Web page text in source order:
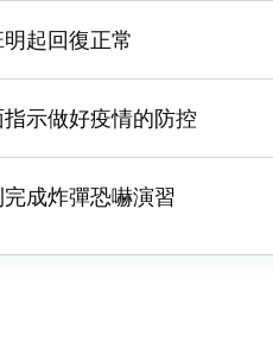
起回復正常
示做好疫情的防控
成炸彈恐嚇演習